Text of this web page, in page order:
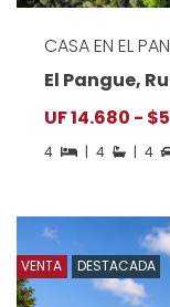
CASA EN EL
El Pangue,
UF 14.680 -
4 | 4 | 4
VENTA DESTACADA